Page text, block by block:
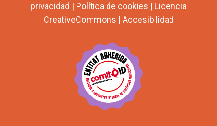
privacidad | Política de cookies | Licencia
CreativeCommons | Accesibilidad